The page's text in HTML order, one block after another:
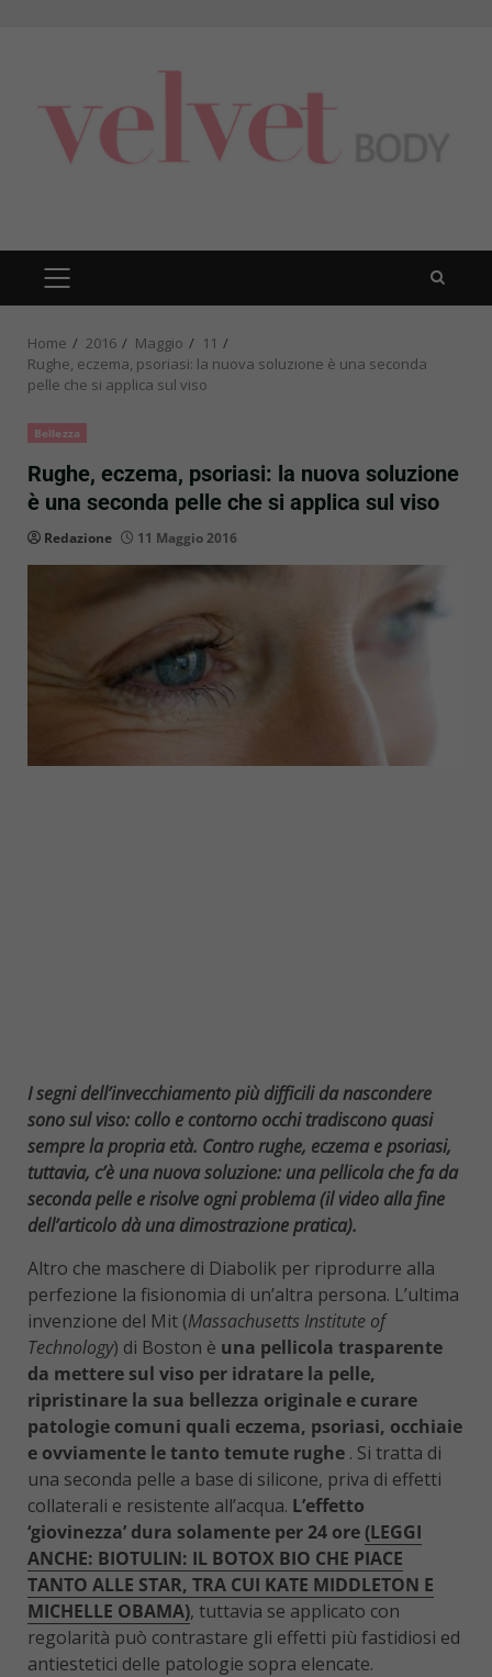
PRIMARY
MENU
Home 2016 Maggio
11
Rughe, eczema, psoriasi: la nuova soluzione è una seconda
pelle che si applica sul viso
Bellezza
Rughe, eczema, psoriasi: la nuova soluzione
è una seconda pelle che si applica sul viso
Redazione 11 Maggio 2016
I segni dell’invecchiamento più difficili da nascondere
sono sul viso: collo e contorno occhi tradiscono quasi
sempre la propria età. Contro rughe, eczema e psoriasi,
tuttavia, c’è una nuova soluzione: una pellicola che fa da
seconda pelle e risolve ogni problema (il video alla fine
dell’articolo dà una dimostrazione pratica).
Altro che maschere di Diabolik per riprodurre alla
perfezione la fisionomia di un’altra persona. L’ultima
invenzione del Mit (Massachusetts Institute of
Technology) di Boston è una pellicola trasparente
da mettere sul viso per idratare la pelle,
ripristinare la sua bellezza originale e curare
patologie comuni quali eczema, psoriasi, occhiaie
e ovviamente le tanto temute rughe . Si tratta di
una seconda pelle a base di silicone, priva di effetti
collaterali e resistente all’acqua. L’effetto
‘giovinezza’ dura solamente per 24 ore (LEGGI
ANCHE: BIOTULIN: IL BOTOX BIO CHE PIACE
TANTO ALLE STAR, TRA CUI KATE MIDDLETON E
MICHELLE OBAMA), tuttavia se applicato con
regolarità può contrastare gli effetti più fastidiosi ed
antiestetici delle patologie sopra elencate.